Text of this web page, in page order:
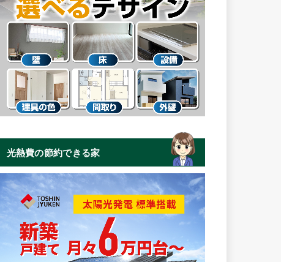
光熱費の節約できる家